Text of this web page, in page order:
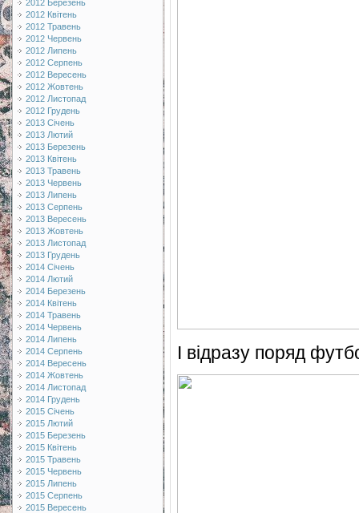
2012 Березень
2012 Квітень
2012 Травень
2012 Червень
2012 Липень
2012 Серпень
2012 Вересень
2012 Жовтень
2012 Листопад
2012 Грудень
2013 Січень
2013 Лютий
2013 Березень
2013 Квітень
2013 Травень
2013 Червень
2013 Липень
2013 Серпень
2013 Вересень
2013 Жовтень
2013 Листопад
2013 Грудень
2014 Січень
2014 Лютий
2014 Березень
2014 Квітень
2014 Травень
2014 Червень
2014 Липень
2014 Серпень
2014 Вересень
2014 Жовтень
2014 Листопад
2014 Грудень
2015 Січень
2015 Лютий
2015 Березень
2015 Квітень
2015 Травень
2015 Червень
2015 Липень
2015 Серпень
2015 Вересень
І відразу поряд